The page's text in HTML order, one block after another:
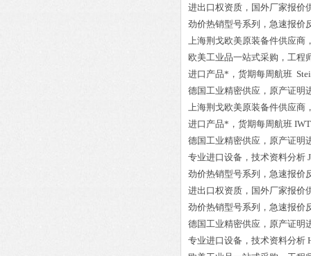
进出口权资质，国外厂家报价
劲价热销型号系列，急速报价
上海荆戈欧美原装备件供应商
欧美工业品一站式采购，工程
进口产品*，货期每周航班
德国工业精密供应，原产证明
上海荆戈欧美原装备件供应商
进口产品*，货期每周航班
德国工业精密供应，原产证明
专业进口设备，技术资料分析
劲价热销型号系列，急速报价
进出口权资质，国外厂家报价
劲价热销型号系列，急速报价
德国工业精密供应，原产证明
专业进口设备，技术资料分析